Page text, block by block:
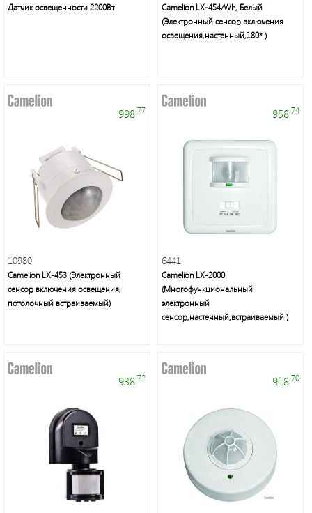
Люстры,
светильники,
подсветка,
торшеры,
настольные
лампы,
споты
Электроустановочные
Датчик освещенности 2200Вт
Camelion LX-454/Wh, Белый
(Электронный сенсор включения
освещения,настенный,180* )
998.77
10980
Camelion LX-453 (Электронный
сенсор включения освещения,
потолочный встраиваемый)
958 .74
6441
Camelion LX-2000
(Многофункциональный
электронный
сенсор,настенный,встраиваемый )
938.72 918 .70